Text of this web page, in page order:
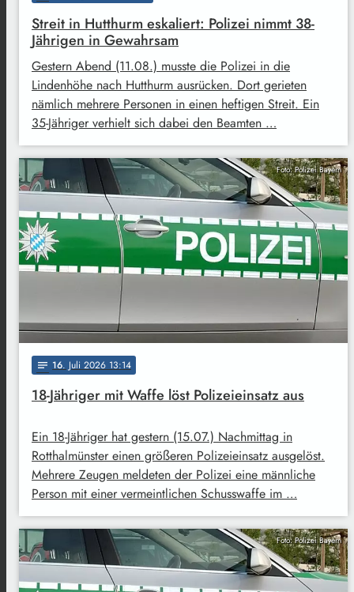
Streit in Hutthurm eskaliert: Polizei nimmt 38-
Jährigen in Gewahrsam
Gestern Abend (11.08.) musste die Polizei in die
Lindenhöhe nach Hutthurm ausrücken. Dort gerieten
nämlich mehrere Personen in einen heftigen Streit. Ein
35-Jähriger verhielt sich dabei den Beamten …
Foto: Polizei Bayern
notes 16. Juli 2026 13:14
18-Jähriger mit Waffe löst Polizeieinsatz aus
Ein 18-Jähriger hat gestern (15.07.) Nachmittag in
Rotthalmünster einen größeren Polizeieinsatz ausgelöst.
Mehrere Zeugen meldeten der Polizei eine männliche
Person mit einer vermeintlichen Schusswaffe im …
Foto: Polizei Bayern